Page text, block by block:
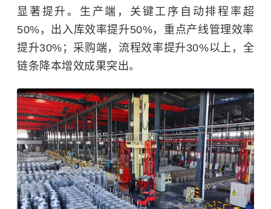
显著提升。生产端，关键工序自动排程率超
50%，出入库效率提升50%，重点产线管理效率
提升30%；采购端，流程效率提升30%以上，全
链条降本增效成果突出。